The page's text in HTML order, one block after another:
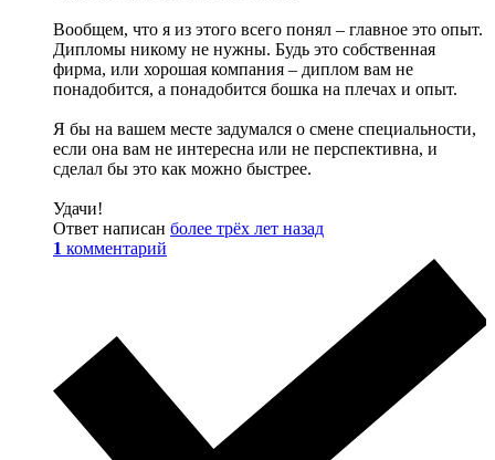
Вообщем, что я из этого всего понял – главное это опыт.
Дипломы никому не нужны. Будь это собственная
фирма, или хорошая компания – диплом вам не
понадобится, а понадобится бошка на плечах и опыт.
Я бы на вашем месте задумался о смене специальности,
если она вам не интересна или не перспективна, и
сделал бы это как можно быстрее.
Удачи!
Ответ написан более трёх лет назад
1 комментарий